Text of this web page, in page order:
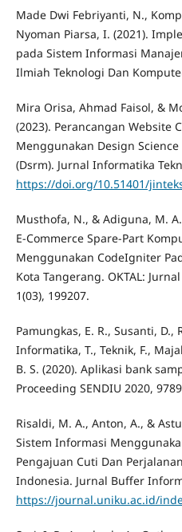
Made Dwi Febriyanti, N.,
Nyoman Piarsa, I. (2021).
pada Sistem Informasi
Ilmiah Teknologi Dan
Mira Orisa, Ahmad Faisol, &
(2023). Perancangan Website
Menggunakan Design
(Dsrm). Jurnal Informatika
https://doi.org/10.51401/
Musthofa, N., & Adiguna, M.
E-Commerce Spare-Part
Menggunakan CodeIgniter
Kota Tangerang. OKTAL:
1(03), 199207.
Pamungkas, E. R., Susanti, D.,
Informatika, T., Teknik, F.,
B. S. (2020). Aplikasi bank
Proceeding SENDIU 2020,
Risaldi, M. A., Anton, A., &
Sistem Informasi
Pengajuan Cuti Dan
Indonesia. Jurnal Buffer
https://journal.uniku.ac.id/